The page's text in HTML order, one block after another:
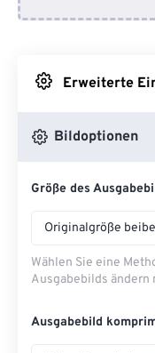
Erweiterte
Bildoptionen
Größe des
Originalgröße
Wählen Sie eine
Ausgabebilds ändern
Ausgabebild